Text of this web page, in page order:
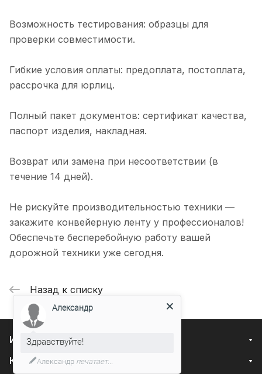
Возможность тестирования: образцы для
проверки совместимости.
Гибкие условия оплаты: предоплата, постоплата,
рассрочка для юрлиц.
Полный пакет документов: сертификат качества,
паспорт изделия, накладная.
Возврат или замена при несоответствии (в
течение 14 дней).
Не рискуйте производительностью техники —
закажите конвейерную ленту у профессионалов!
Обеспечьте бесперебойную работу вашей
дорожной техники уже сегодня.
Назад к списку
Интернет-магазин
Компания
Александр
Здравствуйте!
Александр печатает...